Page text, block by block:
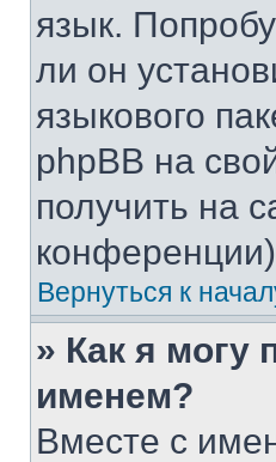
язык.
ли он
языкового
phpBB на
получить на
конференции)
Вернуться к
» Как я могу
именем?
Вместе с